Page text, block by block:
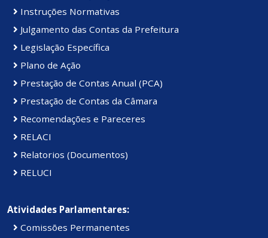
Instruções Normativas
Julgamento das Contas da Prefeitura
Legislação Específica
Plano de Ação
Prestação de Contas Anual (PCA)
Prestação de Contas da Câmara
Recomendações e Pareceres
RELACI
Relatorios (Documentos)
RELUCI
Atividades Parlamentares:
Comissões Permanentes